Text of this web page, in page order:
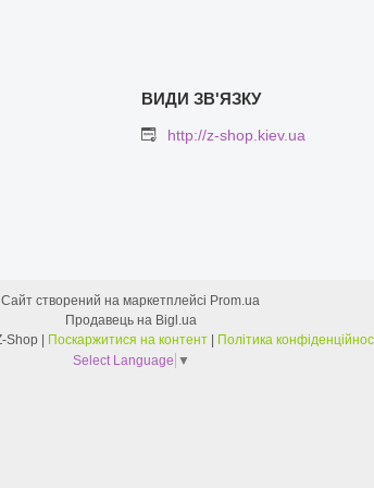
http://z-shop.kiev.ua
Сайт створений на маркетплейсі Prom.ua
Продавець на Bigl.ua
Поскаржитися на контент
Політика
Select Language ▼